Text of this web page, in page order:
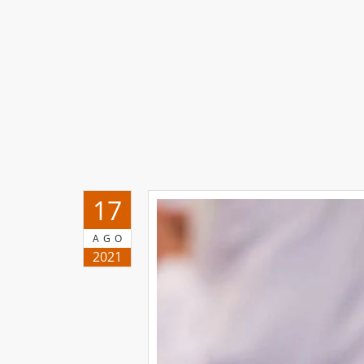
17
AGO
2021